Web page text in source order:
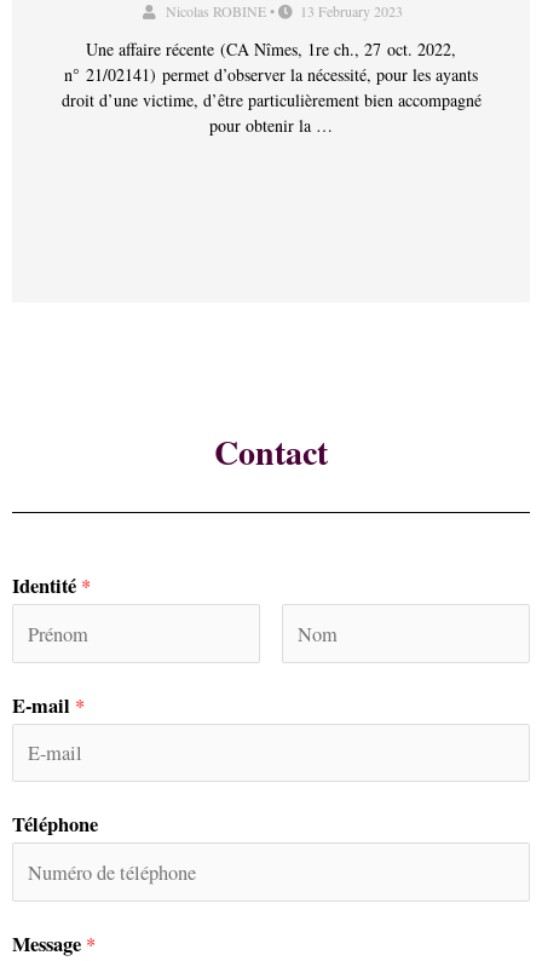
Nicolas ROBINE • 13 February 2023
Une affaire récente (CA Nîmes, 1re ch., 27 oct. 2022,
n° 21/02141) permet d’observer la nécessité, pour les ayants
droit d’une victime, d’être particulièrement bien accompagné
pour obtenir la …
Contact
Identité *
E-mail *
Téléphone
Message *